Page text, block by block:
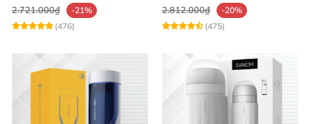
2.721.000₫
-21%
(476)
2.812.000₫
-20%
(475)